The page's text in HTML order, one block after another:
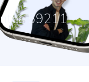
59211